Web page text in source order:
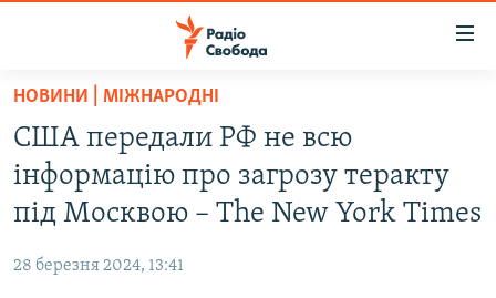
Перейти
основного
матеріалу
Перейти
до
основної
навігації
ВСЕ ЗА ДОБУ
СТАТТІ
ЕКОНОМІКА
РОСІЙСЬКА «ФІЛЬТРАЦІЯ»
НОВИНИ | МІЖНАРОДНІ
США передали РФ не всю
інформацію про загрозу теракту
під Москвою – The New York Times
28 березня 2024, 13:41